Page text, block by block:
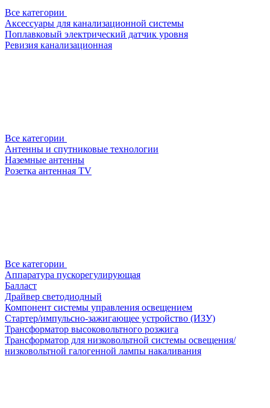
Все категории
Аксессуары для канализационной системы
Поплавковый электрический датчик уровня
Ревизия канализационная
Все категории
Антенны и спутниковые технологии
Наземные антенны
Розетка антенная TV
Все категории
Аппаратура пускорегулирующая
Балласт
Драйвер светодиодный
Компонент системы управления освещением
Стартер/импульсно-зажигающее устройство (ИЗУ)
Трансформатор высоковольтного розжига
Трансформатор для низковольтной системы освещения/
низковольтной галогенной лампы накаливания